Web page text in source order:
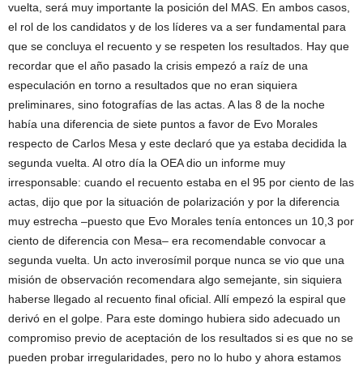
vuelta, será muy importante la posición del MAS. En ambos casos,
el rol de los candidatos y de los líderes va a ser fundamental para
que se concluya el recuento y se respeten los resultados. Hay que
recordar que el año pasado la crisis empezó a raíz de una
especulación en torno a resultados que no eran siquiera
preliminares, sino fotografías de las actas. A las 8 de la noche
había una diferencia de siete puntos a favor de Evo Morales
respecto de Carlos Mesa y este declaró que ya estaba decidida la
segunda vuelta. Al otro día la OEA dio un informe muy
irresponsable: cuando el recuento estaba en el 95 por ciento de las
actas, dijo que por la situación de polarización y por la diferencia
muy estrecha –puesto que Evo Morales tenía entonces un 10,3 por
ciento de diferencia con Mesa– era recomendable convocar a
segunda vuelta. Un acto inverosímil porque nunca se vio que una
misión de observación recomendara algo semejante, sin siquiera
haberse llegado al recuento final oficial. Allí empezó la espiral que
derivó en el golpe. Para este domingo hubiera sido adecuado un
compromiso previo de aceptación de los resultados si es que no se
pueden probar irregularidades, pero no lo hubo y ahora estamos